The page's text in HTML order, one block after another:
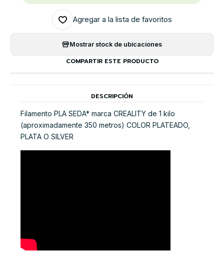
Agregar a la lista de favoritos
Mostrar stock de ubicaciones
COMPARTIR ESTE PRODUCTO
DESCRIPCIÓN
Filamento PLA SEDA* marca CREALITY de 1 kilo
(aproximadamente 350 metros) COLOR PLATEADO,
PLATA O SILVER